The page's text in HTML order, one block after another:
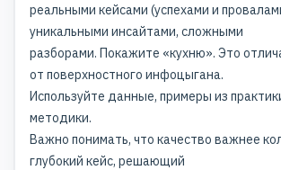
реальными кейсами (успехами и
уникальными инсайтами, сложными
разборами. Покажите «кухню». Это
от поверхностного инфоцыгана.
Используйте данные, примеры из
методики.
Важно понимать, что качество важнее
глубокий кейс, решающий